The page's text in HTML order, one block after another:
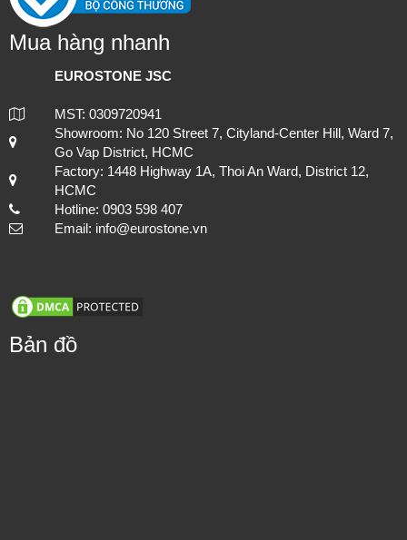
Mua hàng nhanh
EUROSTONE JSC
MST: 0309720941
Showroom: No 120 Street 7, Cityland-Center Hill, Ward 7,
Go Vap District, HCMC
Factory: 1448 Highway 1A, Thoi An Ward, District 12,
HCMC
Hotline: 0903 598 407
Email: info@eurostone.vn
Bản đồ